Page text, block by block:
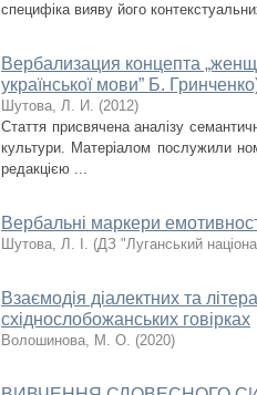
специфіка вияву його
Вербализация концепта
української мови” Б.
Шутова, Л. И. (2012)
Стаття присвячена аналізу
культури. Матеріалом послужили
редакцією ...
Вербальні маркери
Шутова, Л. І. (ДЗ "Луганський
Взаємодія діалектних та
східнослобожанських говірках
Волошинова, М. О. (2020)